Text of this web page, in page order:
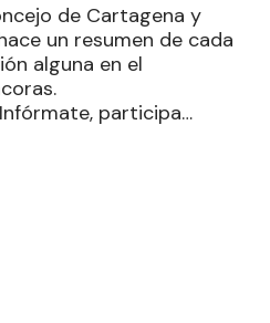
de Cartagena y
un resumen de cada
alguna en el
participa…